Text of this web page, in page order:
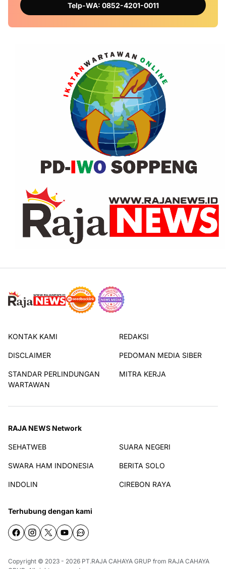
Telp-WA: 0852-4201-0011
KONTAK KAMI REDAKSI
DISCLAIMER PEDOMAN MEDIA SIBER
STANDAR PERLINDUNGAN
WARTAWAN
MITRA KERJA
RAJA NEWS Network
SEHATWEB SUARA NEGERI
SWARA HAM INDONESIA BERITA SOLO
INDOLIN CIREBON RAYA
Terhubung dengan kami
Copyright © 2023 - 2026 PT.RAJA CAHAYA GRUP from RAJA CAHAYA